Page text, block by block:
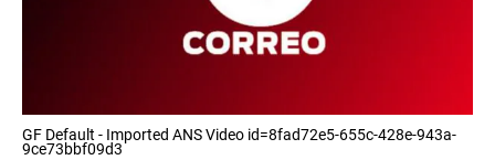
GF Default - Imported ANS Video id=8fad72e5-655c-428e-943a-
9ce73bbf09d3